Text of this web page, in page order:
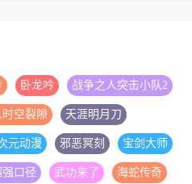
卧龙吟 战争之人突击小队2
时空裂隙 天涯明月刀
元动漫 邪恶冥刻 宝剑大师
强口径 武功来了 海蛇传奇